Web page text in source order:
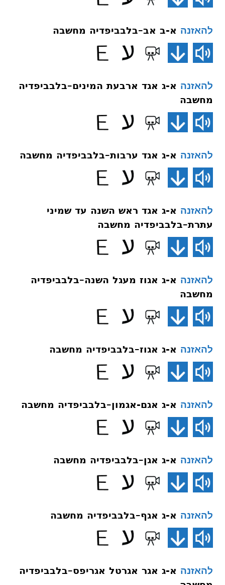
להאזנה א-ב אב–בלבביפדיה מחשבה
להאזנה א-ג אגד ארבעת המינים–בלבביפדיה
מחשבה
להאזנה א-ג אגד ערבות–בלבביפדיה מחשבה
להאזנה א-ג אגד ראש השנה עד שמיני
עתרת–בלבביפדיה מחשבה
להאזנה א-ג אגוז מעגל השנה–בלבביפדיה
מחשבה
להאזנה א-ג אגוז–בלבביפדיה מחשבה
להאזנה א-ג אגם-אגמון–בלבביפדיה מחשבה
להאזנה א-ג אגן–בלבביפדיה מחשבה
להאזנה א-ג אגף–בלבביפדיה מחשבה
להאזנה א-ג אגר אגרטל אגריפס–בלבביפדיה